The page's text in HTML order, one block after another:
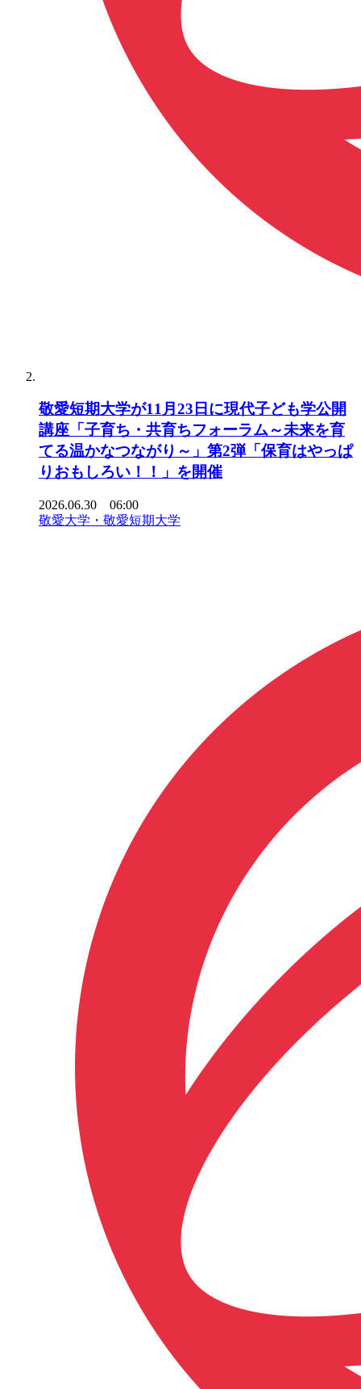
敬愛短期大学が11月23日に現代子ども学公開
講座「子育ち・共育ちフォーラム～未来を育
てる温かなつながり～」第2弾「保育はやっぱ
りおもしろい！！」を開催
2026.06.30 06:00
敬愛大学・敬愛短期大学